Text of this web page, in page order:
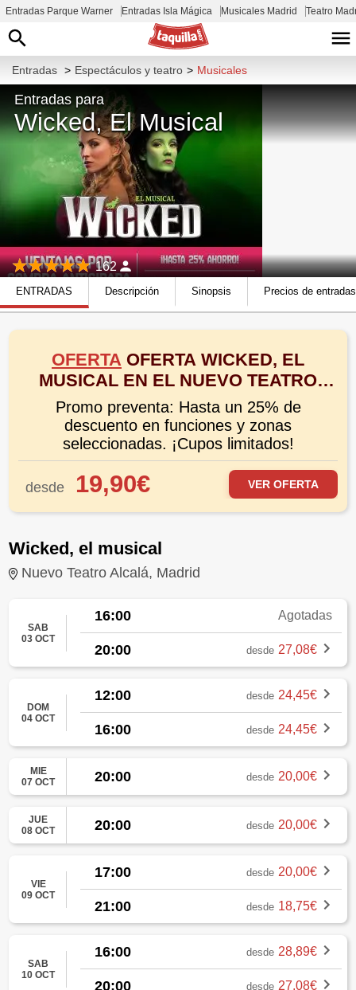
Entradas Parque Warner Entradas Isla Mágica Musicales Madrid Teatro
Entradas > Espectáculos y teatro > Musicales
Entradas para
Wicked, El Musical
162
ENTRADAS Descripción Sinopsis Precios de entradas
OFERTA OFERTA WICKED, EL
MUSICAL EN EL NUEVO TEATRO
ALCALÁ DE MADRID ¡NUEVA
TEMPORADA!
Promo preventa: Hasta un 25% de
descuento en funciones y zonas
seleccionadas. ¡Cupos limitados!
desde 19,90€ VER OFERTA
Wicked, el musical
Nuevo Teatro Alcalá, Madrid
SAB
03 OCT
16:00 Agotadas
20:00 desde 27,08€
DOM
04 OCT
12:00 desde 24,45€
16:00 desde 24,45€
MIE
07 OCT
20:00 desde 20,00€
JUE
08 OCT
20:00 desde 20,00€
VIE
09 OCT
17:00 desde 20,00€
21:00 desde 18,75€
SAB
10 OCT
16:00 desde 28,89€
20:00 desde 27,08€